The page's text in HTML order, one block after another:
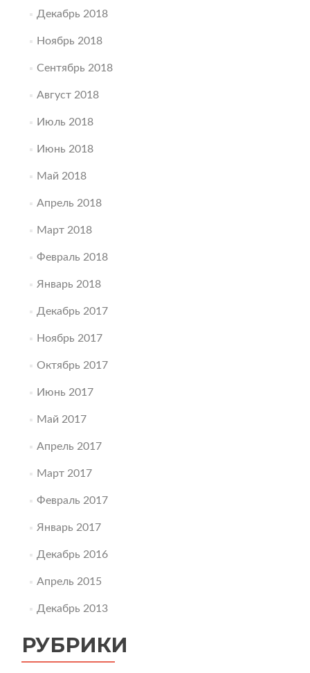
Декабрь 2018
Ноябрь 2018
Сентябрь 2018
Август 2018
Июль 2018
Июнь 2018
Май 2018
Апрель 2018
Март 2018
Февраль 2018
Январь 2018
Декабрь 2017
Ноябрь 2017
Октябрь 2017
Июнь 2017
Май 2017
Апрель 2017
Март 2017
Февраль 2017
Январь 2017
Декабрь 2016
Апрель 2015
Декабрь 2013
РУБРИКИ